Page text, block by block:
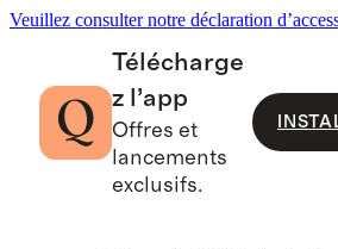
Veuillez consulter notre déclaration
Télécharge
z l’app
Offres et
lancements
exclusifs.